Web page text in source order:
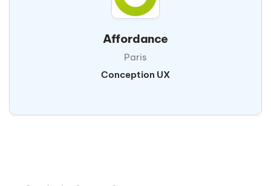
Affordance
Paris
Conception UX